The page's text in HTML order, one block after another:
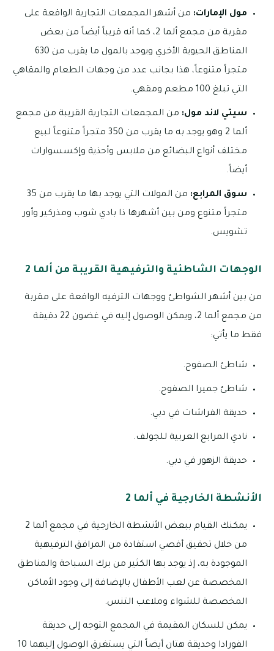
مول الإمارات: من أشهر المجمعات التجارية الواقعة على
مقربة من مجمع ألما 2، كما أنه قريباً أيضاً من بعض
المناطق الحيوية الأخري ويوجد بالمول ما يقرب من 630
متجراً متنوعاً، هذا بجانب عدد من وجهات الطعام والمقاهي
التي تبلغ 100 مطعم ومقهي.
سيتي لاند مول: من المجمعات التجارية القريبة من مجمع
ألما 2 وهو يوجد به ما يقرب من 350 متجراً متنوعاً لبيع
مختلف أنواع البضائع من ملابس وأحذية وإكسسوارات
أيضاً.
سوق المرابع:
من المولات التي يوجد بها ما يقرب من 35
متجراً متنوع ومن بين أشهرها ذا بادي شوب ومذركير وأور
تشويس.
الوجهات الشاطئية والترفيهية القريبة من ألما 2
من بين أشهر الشواطئ ووجهات الترفيه الواقعة على مقربة
من مجمع ألما 2، ويمكن الوصول إليه في غضون 22 دقيقة
فقط ما يأتي:
شاطئ الصفوح.
شاطئ جميرا الصفوح.
حديقة الفراشات في دبي.
نادي المرابع العربية للجولف.
حديقة الزهور في دبي.
الأنشطة الخارجية في ألما 2
يمكنك القيام ببعض الأنشطة الخارجية في مجمع ألما 2
من خلال تحقيق أقصي استفادة من المرافق الترفيهية
الموجودة به، إذ يوجد بها الكثير من برك السباحة والمناطق
المخصصة عن لعب الأطفال بالإضافة إلى وجود الأماكن
المخصصة للشواء وملاعب التنس.
يمكن للسكان المقيمة في المجمع التوجه إلى حديقة
الفورادا وحديقة هتان أيضاً التي يستغرق الوصول إليهما 10